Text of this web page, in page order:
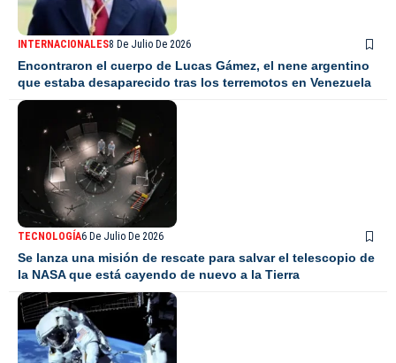
INTERNACIONALES8 De Julio De 2026
Encontraron el cuerpo de Lucas Gámez, el nene argentino
que estaba desaparecido tras los terremotos en Venezuela
TECNOLOGÍA6 De Julio De 2026
Se lanza una misión de rescate para salvar el telescopio de
la NASA que está cayendo de nuevo a la Tierra